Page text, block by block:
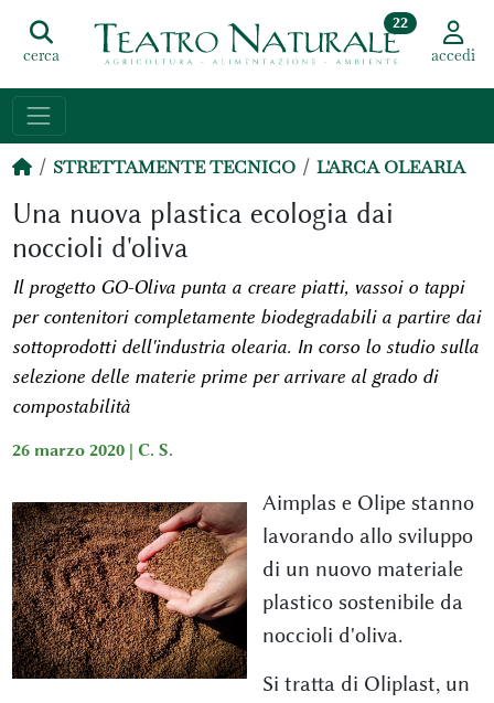
cerca
22
accedi
STRETTAMENTE TECNICO L'ARCA OLEARIA
Una nuova plastica ecologia dai
noccioli d'oliva
Il progetto GO-Oliva punta a creare piatti, vassoi o tappi
per contenitori completamente biodegradabili a partire dai
sottoprodotti dell'industria olearia. In corso lo studio sulla
selezione delle materie prime per arrivare al grado di
compostabilità
26 marzo 2020 | C. S.
Aimplas e Olipe stanno
lavorando allo sviluppo
di un nuovo materiale
plastico sostenibile da
noccioli d'oliva.
Si tratta di Oliplast, un